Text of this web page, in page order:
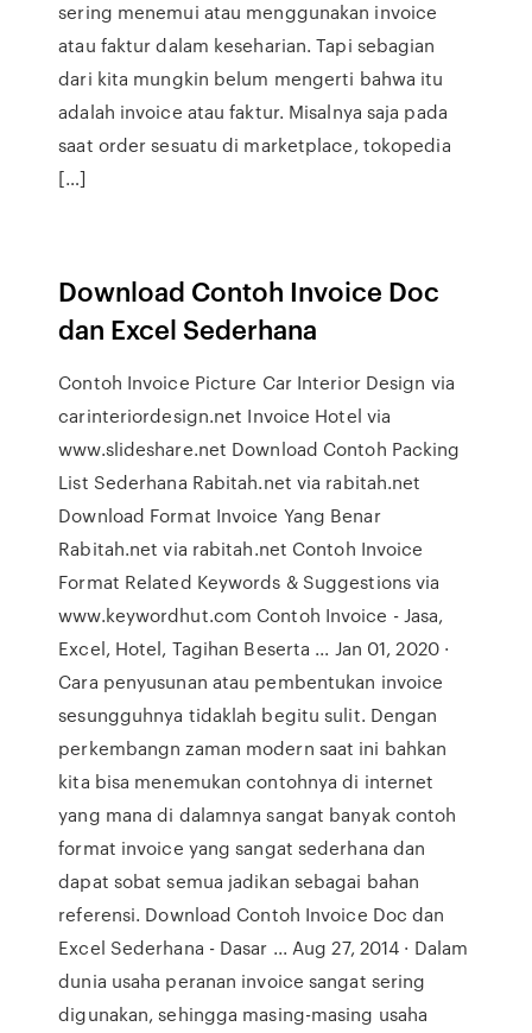
sering menemui atau menggunakan invoice
atau faktur dalam keseharian. Tapi sebagian
dari kita mungkin belum mengerti bahwa itu
adalah invoice atau faktur. Misalnya saja pada
saat order sesuatu di marketplace, tokopedia
[…]
Download Contoh Invoice Doc
dan Excel Sederhana
Contoh Invoice Picture Car Interior Design via
carinteriordesign.net Invoice Hotel via
www.slideshare.net Download Contoh Packing
List Sederhana Rabitah.net via rabitah.net
Download Format Invoice Yang Benar
Rabitah.net via rabitah.net Contoh Invoice
Format Related Keywords & Suggestions via
www.keywordhut.com Contoh Invoice - Jasa,
Excel, Hotel, Tagihan Beserta ... Jan 01, 2020 ·
Cara penyusunan atau pembentukan invoice
sesungguhnya tidaklah begitu sulit. Dengan
perkembangn zaman modern saat ini bahkan
kita bisa menemukan contohnya di internet
yang mana di dalamnya sangat banyak contoh
format invoice yang sangat sederhana dan
dapat sobat semua jadikan sebagai bahan
referensi. Download Contoh Invoice Doc dan
Excel Sederhana - Dasar ... Aug 27, 2014 · Dalam
dunia usaha peranan invoice sangat sering
digunakan, sehingga masing-masing usaha